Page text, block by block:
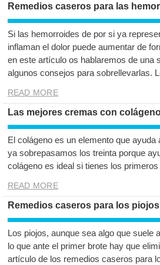
Remedios caseros para las
Si las hemorroides de por si ya
inflaman el dolor puede aumentar de
en este artículo os hablaremos de una
algunos consejos para sobrellevarlas.
READ MORE
Las mejores cremas con
El colágeno es un elemento que
ya sobrepasamos los treinta porque
colágeno es ideal si tienes los
READ MORE
Remedios caseros para los piojos
Los piojos, aunque sea algo que suele
lo que ante el primer brote hay que
artículo de los remedios caseros para